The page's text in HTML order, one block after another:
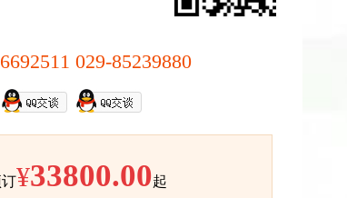
029-85239880
¥33800.00起